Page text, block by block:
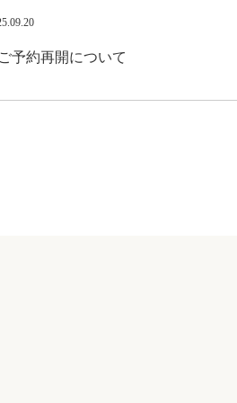
予約再開について